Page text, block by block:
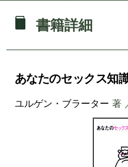
書籍詳細
あなたのセックス知
ユルゲン・ブラーター 著